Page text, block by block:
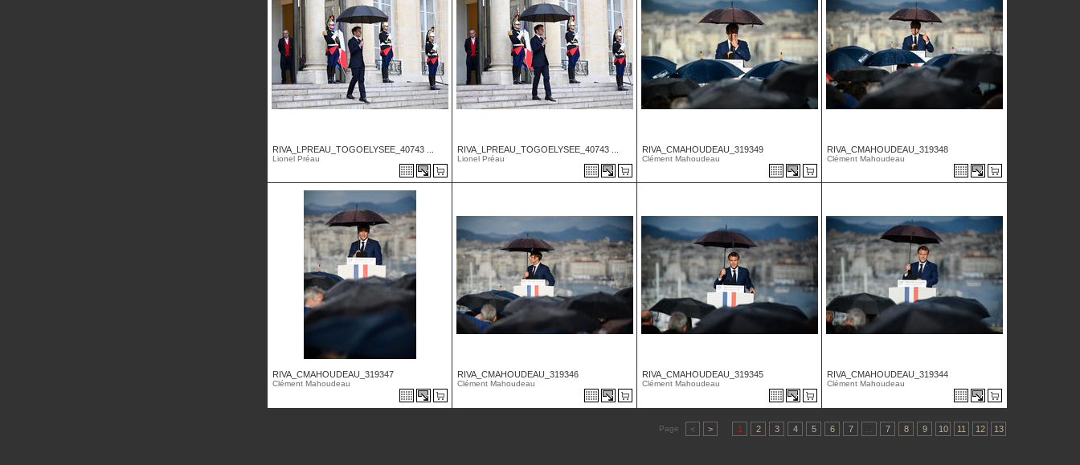
RIVA_LPREAU_TOGOELYSEE_40743 ...
Lionel Préau
RIVA_LPREAU_TOGOELYSEE_40743 ...
Lionel Préau
RIVA_CMAHOUDEAU_319349
Clément Mahoudeau
RIVA_CMAHOUDEAU_319348
Clément Mahoudeau
RIVA_CMAHOUDEAU_319347
Clément Mahoudeau
RIVA_CMAHOUDEAU_319346
Clément Mahoudeau
RIVA_CMAHOUDEAU_319345
Clément Mahoudeau
RIVA_CMAHOUDEAU_319344
Clément Mahoudeau
Page < > 1 2 3 4 5 6 7 7 8 9 10 11 12 13